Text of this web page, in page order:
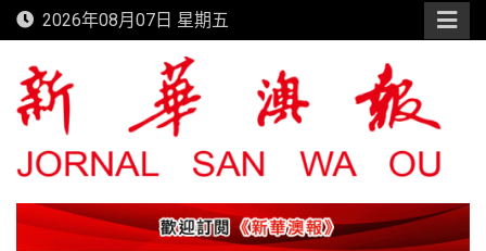
Skip
to
content
2026年08月07日 星期五
新華澳報